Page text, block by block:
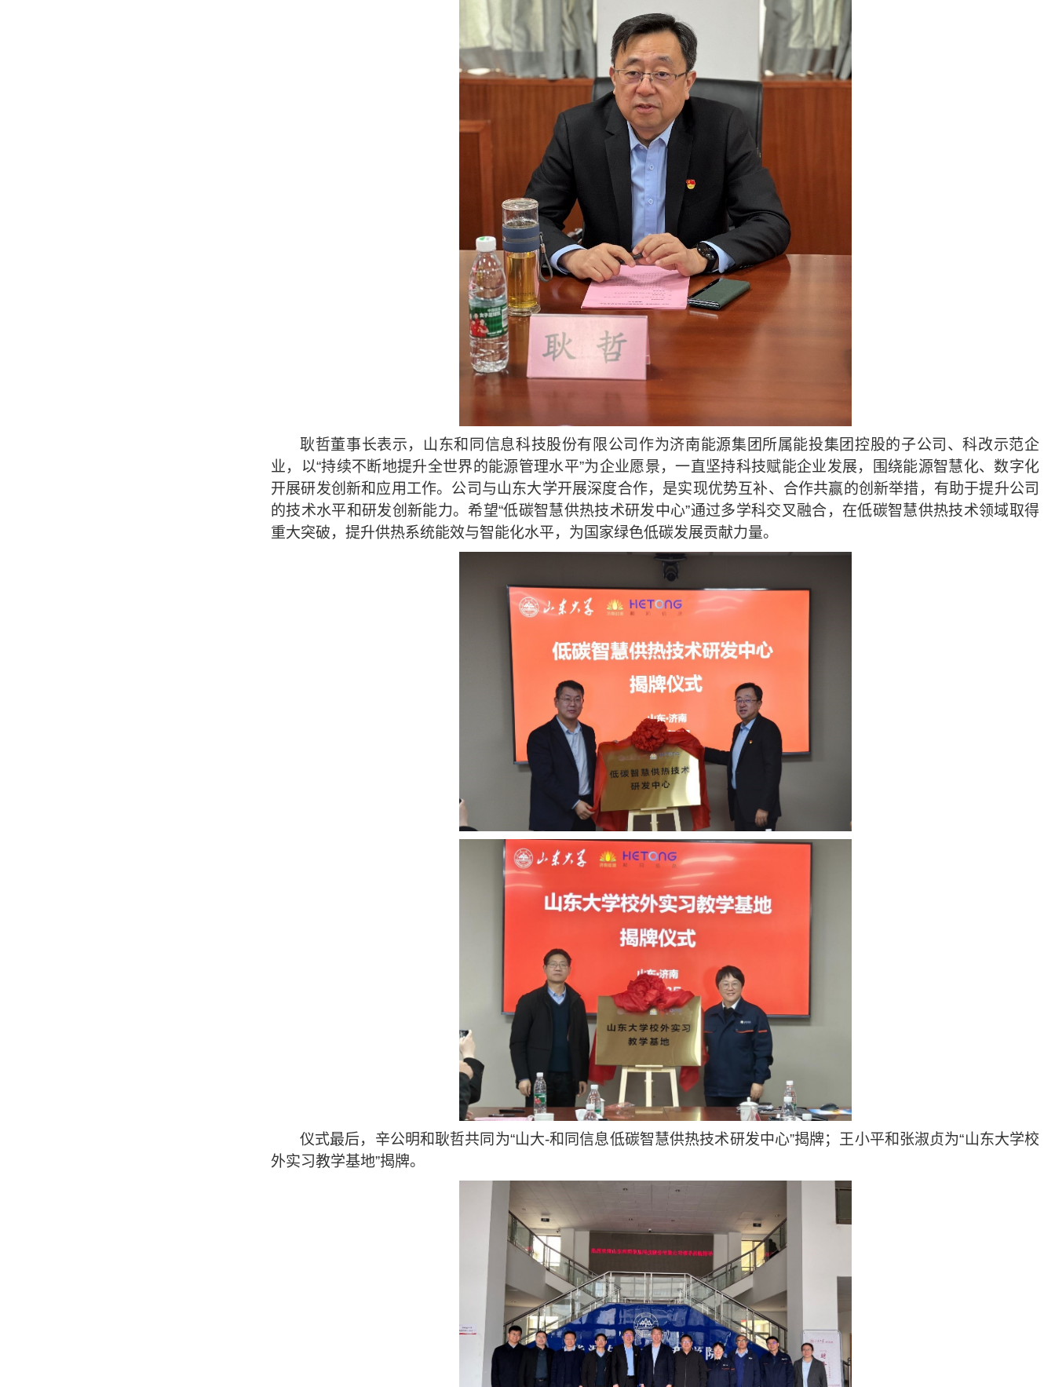
耿哲董事长表示，山东和同信息科技股份有限公司作为济南能源集团所属能投集团控股的子公司、科改示范企
业，以“持续不断地提升全世界的能源管理水平”为企业愿景，一直坚持科技赋能企业发展，围绕能源智慧化、数字化
开展研发创新和应用工作。公司与山东大学开展深度合作，是实现优势互补、合作共赢的创新举措，有助于提升公司
的技术水平和研发创新能力。希望“低碳智慧供热技术研发中心”通过多学科交叉融合，在低碳智慧供热技术领域取得
重大突破，提升供热系统能效与智能化水平，为国家绿色低碳发展贡献力量。
仪式最后，辛公明和耿哲共同为“山大-和同信息低碳智慧供热技术研发中心”揭牌；王小平和张淑贞为“山东大学校
外实习教学基地”揭牌。